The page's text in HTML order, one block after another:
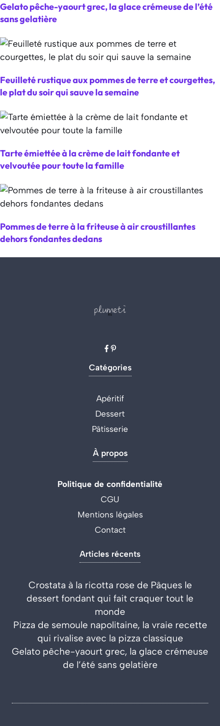
Gelato pêche-yaourt grec, la glace crémeuse de l’été
sans gelatière
Feuilleté rustique aux pommes de terre et courgettes,
le plat du soir qui sauve la semaine
Tarte émiettée à la crème de lait fondante et
velvoutée pour toute la famille
Pommes de terre à la friteuse à air croustillantes
dehors fondantes dedans
Catégories
Apéritif
Dessert
Pâtisserie
À propos
Politique de confidentialité
CGU
Mentions légales
Contact
Articles récents
Crostata à la ricotta rose de Pâques le
dessert fondant qui fait craquer tout le
monde
Pizza de semoule napolitaine, la vraie recette
qui rivalise avec la pizza classique
Gelato pêche-yaourt grec, la glace crémeuse
de l’été sans gelatière